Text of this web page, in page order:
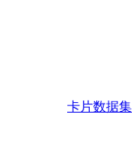
卡片数据集